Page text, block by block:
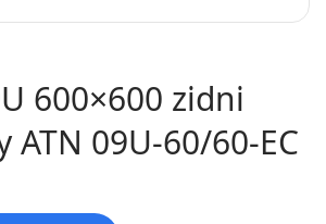
600×600 zidni
ATN 09U-60/60-EC